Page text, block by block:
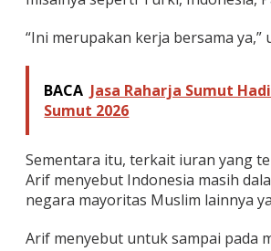
“Ini merupakan kerja bersama ya,”
BACA Jasa Raharja Sumut
Sumut 2026
Sementara itu, terkait iuran yang
Arif menyebut Indonesia masih
negara mayoritas Muslim lainnya
Arif menyebut untuk sampai pada